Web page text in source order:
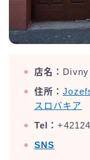
店名：
住所：
スロバキア
Tel：
SNS